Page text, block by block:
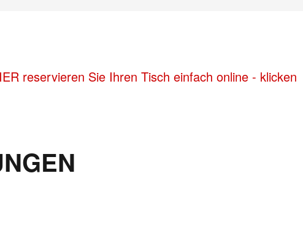
reservieren Sie Ihren Tisch einfach online - klicken